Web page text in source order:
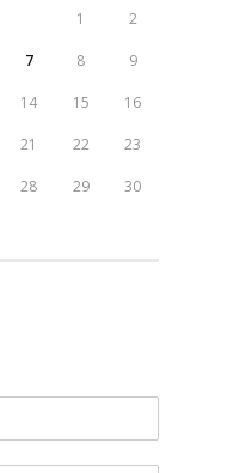
1 2
7 8 9
14 15 16
21 22 23
28 29 30